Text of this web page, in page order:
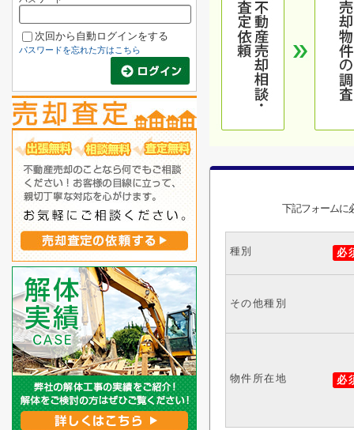
下記フォームに
種別 必
その他種別
物件所在地 必
次回から自動ログインをする
パスワードを忘れた方はこちら